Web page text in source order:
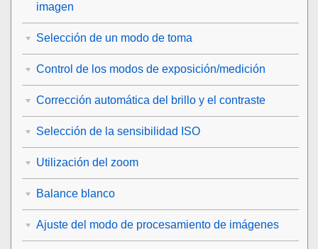
imagen
Selección de un modo de toma
Control de los modos de exposición/medición
Corrección automática del brillo y el contraste
Selección de la sensibilidad ISO
Utilización del zoom
Balance blanco
Ajuste del modo de procesamiento de imágenes